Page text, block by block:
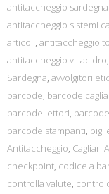
antitaccheggio
antitaccheggio sistemi
articoli, antitaccheggio
antitaccheggio villacidro,
Sardegna, avvolgitori
barcode, barcode
barcode lettori,
barcode stampanti,
Antitaccheggio, Cagliari
checkpoint, codice a
controlla valute,